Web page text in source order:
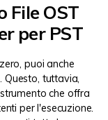
File OST
per PST
puoi anche
Questo, tuttavia,
che offra
per l'esecuzione.